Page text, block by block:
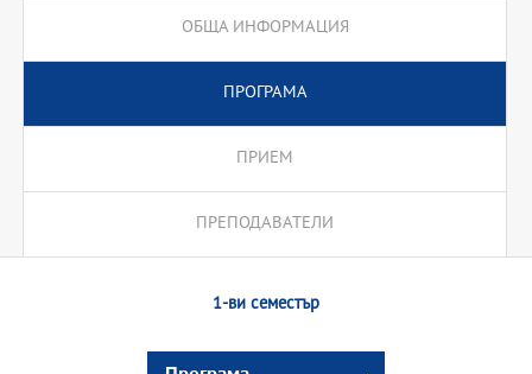
ОБЩА ИНФОРМАЦИЯ
ПРОГРАМА
ПРИЕМ
ПРЕПОДАВАТЕЛИ
1-ви семестър